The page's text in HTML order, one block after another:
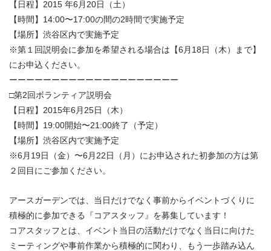
【日程】2015 年6月20日（土）
【時間】14:00〜17:00の間の2時間で実施予定
【場所】渋谷区内で実施予定
※第１回説明会に参加を希望される場合は【6月18日（木）まで】
にお申込ください。
ーーーーーーーーーーーーーーーーーーーー
□第2回ボランティア説明会
【日程】2015年6月25日（木）
【時間】19:00開始〜21:00終了（予定）
【場所】渋谷区内で実施予定
※6月19日（金）〜6月22日（月）にお申込された初参加の方は第
２回目にご参加ください。
アースガーデンでは、当日だけでなく事前からイベントづくりに
積極的に参加できる『コアスタッフ』を募集しています！
コアスタッフとは、イベント当日の活動だけでなく当日に向けた
ミーティングや事前作業から積極的に関わり、もう一歩踏み込ん